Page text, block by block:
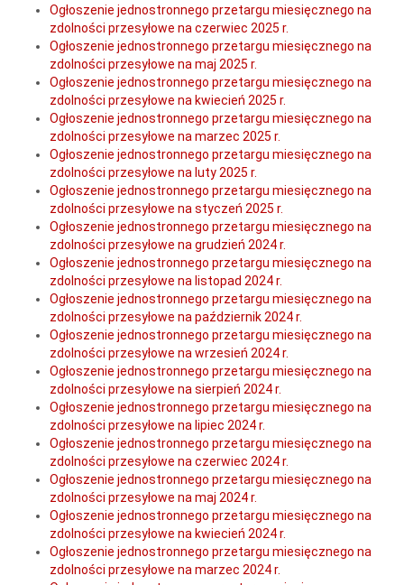
Ogłoszenie jednostronnego przetargu miesięcznego na
zdolności przesyłowe na czerwiec 2025 r.
Ogłoszenie jednostronnego przetargu miesięcznego na
zdolności przesyłowe na maj 2025 r.
Ogłoszenie jednostronnego przetargu miesięcznego na
zdolności przesyłowe na kwiecień 2025 r.
Ogłoszenie jednostronnego przetargu miesięcznego na
zdolności przesyłowe na marzec 2025 r.
Ogłoszenie jednostronnego przetargu miesięcznego na
zdolności przesyłowe na luty 2025 r.
Ogłoszenie jednostronnego przetargu miesięcznego na
zdolności przesyłowe na styczeń 2025 r.
Ogłoszenie jednostronnego przetargu miesięcznego na
zdolności przesyłowe na grudzień 2024 r.
Ogłoszenie jednostronnego przetargu miesięcznego na
zdolności przesyłowe na listopad 2024 r.
Ogłoszenie jednostronnego przetargu miesięcznego na
zdolności przesyłowe na październik 2024 r.
Ogłoszenie jednostronnego przetargu miesięcznego na
zdolności przesyłowe na wrzesień 2024 r.
Ogłoszenie jednostronnego przetargu miesięcznego na
zdolności przesyłowe na sierpień 2024 r.
Ogłoszenie jednostronnego przetargu miesięcznego na
zdolności przesyłowe na lipiec 2024 r.
Ogłoszenie jednostronnego przetargu miesięcznego na
zdolności przesyłowe na czerwiec 2024 r.
Ogłoszenie jednostronnego przetargu miesięcznego na
zdolności przesyłowe na maj 2024 r.
Ogłoszenie jednostronnego przetargu miesięcznego na
zdolności przesyłowe na kwiecień 2024 r.
Ogłoszenie jednostronnego przetargu miesięcznego na
zdolności przesyłowe na marzec 2024 r.